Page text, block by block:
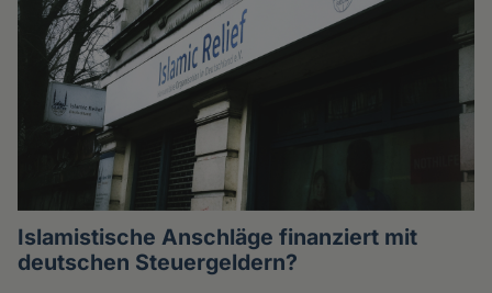
Islamistische Anschläge finanziert mit
deutschen Steuergeldern?